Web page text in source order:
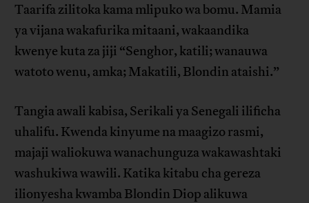
Taarifa zilitoka kama mlipuko wa bomu. Mamia
ya vijana wakafurika mitaani, wakaandika
kwenye kuta za jiji “Senghor, katili; wanauwa
watoto wenu, amka; Makatili, Blondin ataishi.”
Tangia awali kabisa, Serikali ya Senegali ilificha
uhalifu. Kwenda kinyume na maagizo rasmi,
majaji waliokuwa wanachunguza wakawashtaki
washukiwa wawili. Katika kitabu cha gereza
ilionyesha kwamba Blondin Diop alikuwa